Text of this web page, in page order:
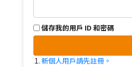
儲存我的用戶 ID 和密碼
新個人用戶請先註冊。